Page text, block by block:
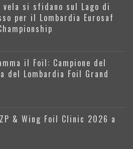
si sfidano sul Lago di
per il Lombardia Eurosaf
il Foil: Campione del
del Lombardia Foil Grand
& Wing Foil Clinic 2026 a